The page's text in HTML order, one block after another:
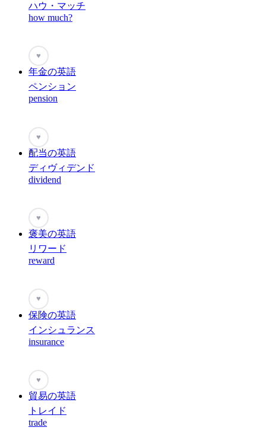
ハウ・マッチ
how much?
♥
年金の英語
ペンション
pension
♥
配当の英語
ディヴィデンド
dividend
♥
褒美の英語
リワード
reward
♥
保険の英語
インシュランス
insurance
♥
貿易の英語
トレイド
trade